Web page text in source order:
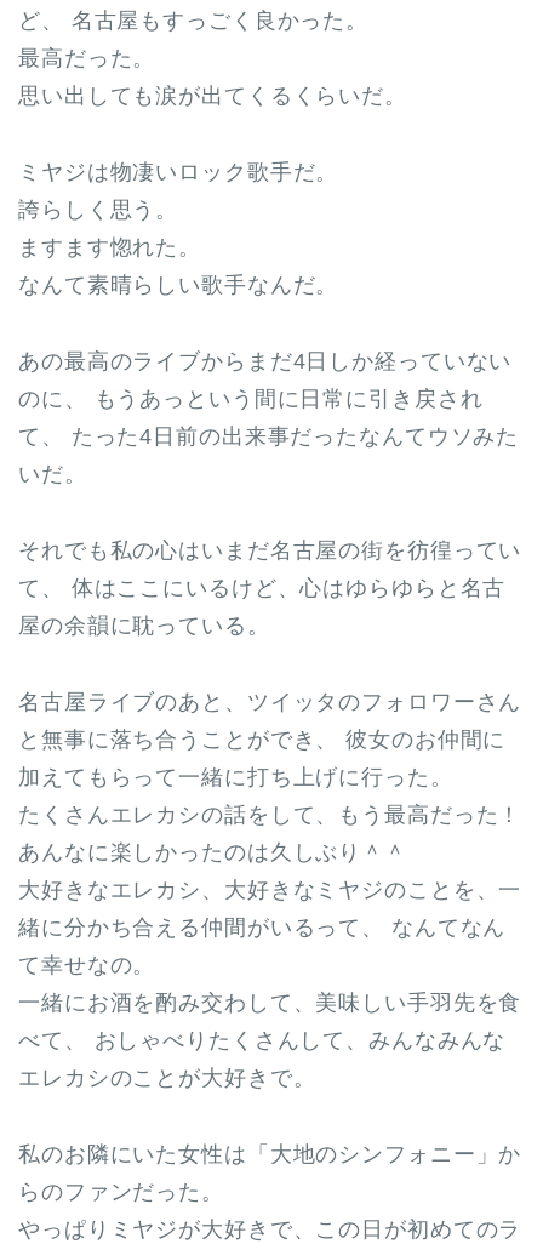
ど、 名古屋もすっごく良かった。
最高だった。
思い出しても涙が出てくるくらいだ。
ミヤジは物凄いロック歌手だ。
誇らしく思う。
ますます惚れた。
なんて素晴らしい歌手なんだ。
あの最高のライブからまだ4日しか経っていない
のに、 もうあっという間に日常に引き戻され
て、 たった4日前の出来事だったなんてウソみた
いだ。
それでも私の心はいまだ名古屋の街を彷徨ってい
て、 体はここにいるけど、心はゆらゆらと名古
屋の余韻に耽っている。
名古屋ライブのあと、ツイッタのフォロワーさん
と無事に落ち合うことができ、 彼女のお仲間に
加えてもらって一緒に打ち上げに行った。
たくさんエレカシの話をして、もう最高だった！
あんなに楽しかったのは久しぶり＾＾
大好きなエレカシ、大好きなミヤジのことを、一
緒に分かち合える仲間がいるって、 なんてなん
て幸せなの。
一緒にお酒を酌み交わして、美味しい手羽先を食
べて、 おしゃべりたくさんして、みんなみんな
エレカシのことが大好きで。
私のお隣にいた女性は「大地のシンフォニー」か
らのファンだった。
やっぱりミヤジが大好きで、この日が初めてのラ